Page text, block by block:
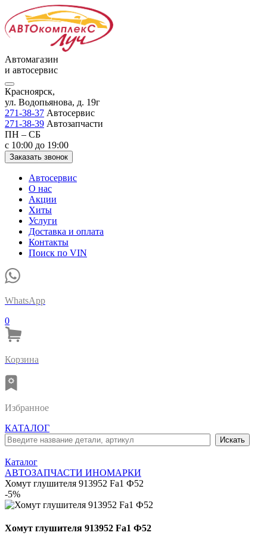
Автомагазин
и автосервис
Красноярск,
ул. Водопьянова, д. 19г
271-38-37 Автосервис
271-38-39 Автозапчасти
ПН – СБ
с 10:00 до 19:00
Заказать звонок
Автосервис
О нас
Акции
Хиты
Услуги
Доставка и оплата
Контакты
Поиск по VIN
WhatsApp
0
Корзина
Избранное
КАТАЛОГ
Каталог
АВТОЗАПЧАСТИ ИНОМАРКИ
Хомут глушителя 913952 Fa1 Ф52
-5%
Хомут глушителя 913952 Fa1 Ф52